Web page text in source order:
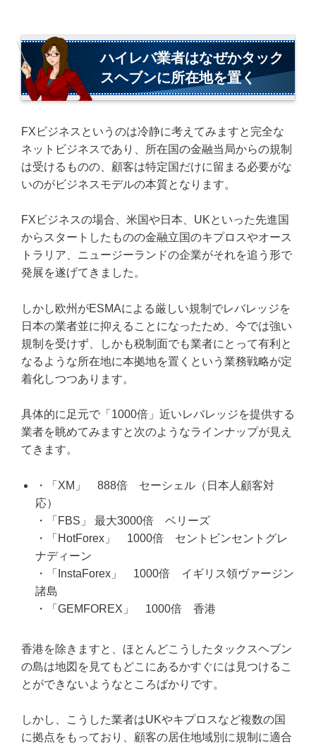
ハイレバ業者はなぜかタック
スヘブンに所在地を置く
FXビジネスというのは冷静に考えてみますと完全な
ネットビジネスであり、所在国の金融当局からの規制
は受けるものの、顧客は特定国だけに留まる必要がな
いのがビジネスモデルの本質となります。
FXビジネスの場合、米国や日本、UKといった先進国
からスタートしたものの金融立国のキプロスやオース
トラリア、ニュージーランドの企業がそれを追う形で
発展を遂げてきました。
しかし欧州がESMAによる厳しい規制でレバレッジを
日本の業者並に抑えることになったため、今では強い
規制を受けず、しかも税制面でも業者にとって有利と
なるような所在地に本拠地を置くという業務戦略が定
着化しつつあります。
具体的に足元で「1000倍」近いレバレッジを提供する
業者を眺めてみますと次のようなラインナップが見え
てきます。
・「XM」 888倍 セーシェル（日本人顧客対
応）
・「FBS」 最大3000倍 ベリーズ
・「HotForex」 1000倍 セントビンセントグレ
ナディーン
・「InstaForex」 1000倍 イギリス領ヴァージン
諸島
・「GEMFOREX」 1000倍 香港
香港を除きますと、ほとんどこうしたタックスヘブン
の島は地図を見てもどこにあるかすぐには見つけるこ
とができないようなところばかりです。
しかし、こうした業者はUKやキプロスなど複数の国
に拠点をもっており、顧客の居住地域別に規制に適合